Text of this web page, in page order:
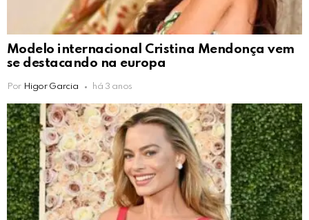
Modelo internacional Cristina Mendonça vem
se destacando na europa
Por Higor Garcia há 3 anos